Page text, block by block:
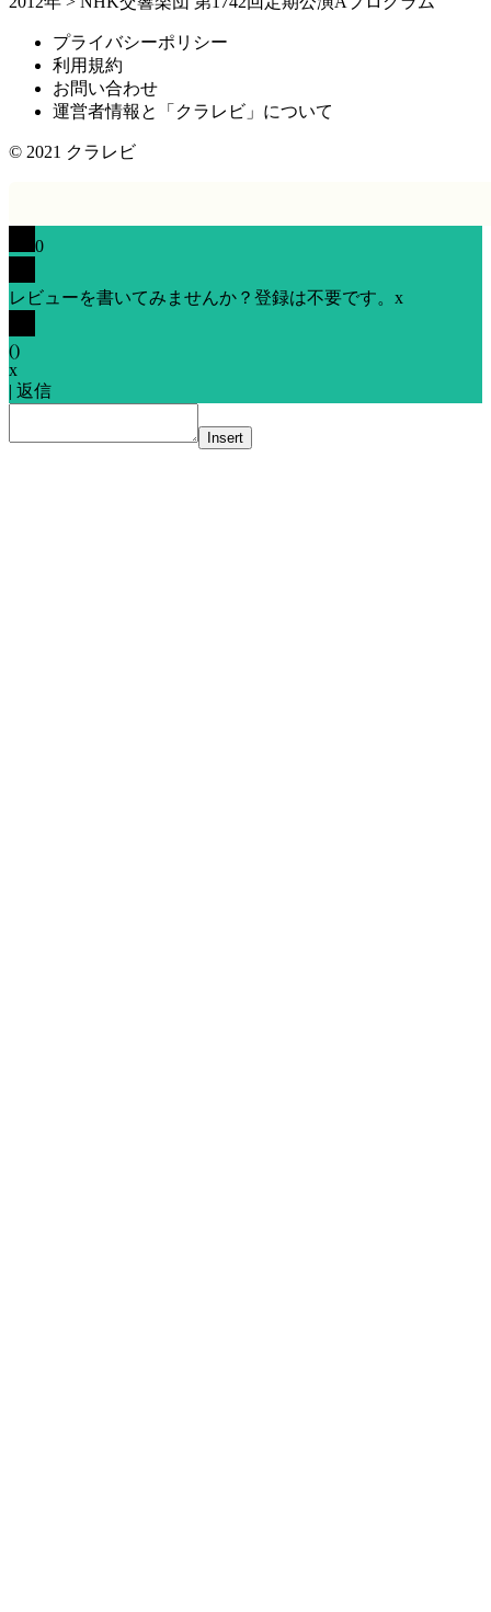
プライバシーポリシー
利用規約
お問い合わせ
運営者情報と「クラレビ」について
© 2021 クラレビ
0
レビューを書いてみませんか？登録は不要です。 x
()
x
| 返信
Insert